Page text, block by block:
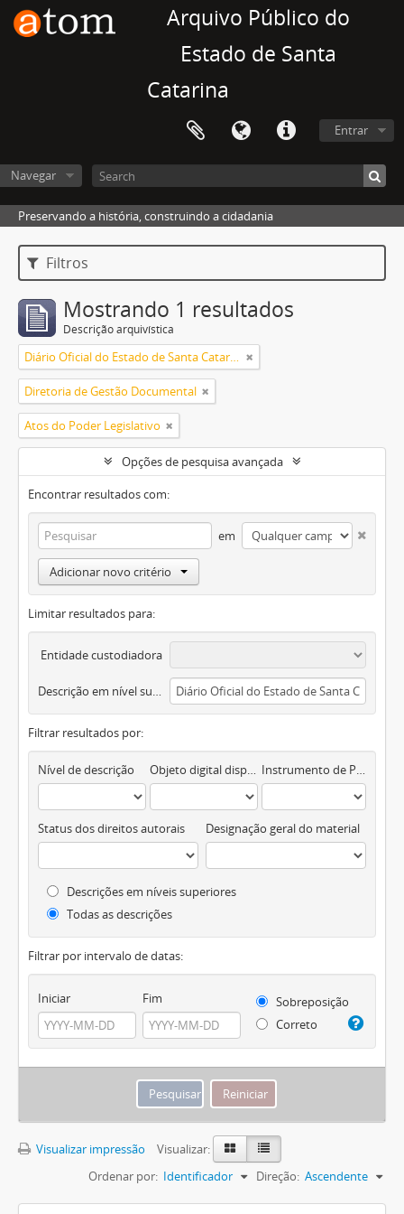
Arquivo Público do
Estado de Santa
Catarina
Entrar
Navegar
Preservando a história, construindo a cidadania
Filtros
Mostrando 1 resultados
Descrição arquivística
Diário Oficial do Estado de Santa Catarina
Diretoria de Gestão Documental
Atos do Poder Legislativo
Opções de pesquisa avançada
Encontrar resultados com:
em
Adicionar novo critério
Limitar resultados para:
Entidade custodiadora
Descrição em nível superior
Filtrar resultados por:
Nível de descrição Objeto digital disponível Instrumento de Pesquisa
Status dos direitos autorais Designação geral do material
Descrições em níveis superiores
Todas as descrições
Filtrar por intervalo de datas:
Iniciar Fim
Sobreposição
Correto
Visualizar impressão
Visualizar:
Ordenar por: Identificador Direção: Ascendente